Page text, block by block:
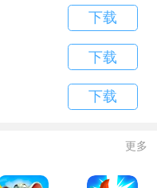
下载
下载
下载
更多